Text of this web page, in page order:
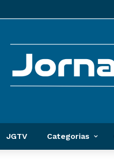
JGTV Categorias